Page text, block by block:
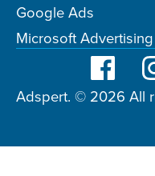
Google Ads
Microsoft Advertising
Adspert. © 2026 All